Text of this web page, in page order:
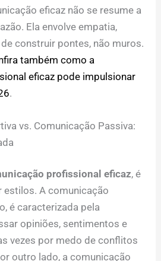
eficaz não se resume a
Ela envolve empatia,
construir pontes, não muros.
também como a
eficaz pode impulsionar
.
vs. Comunicação Passiva:
profissional eficaz, é
A comunicação
é caracterizada pela
opiniões, sentimentos e
vezes por medo de conflitos
outro lado, a comunicação